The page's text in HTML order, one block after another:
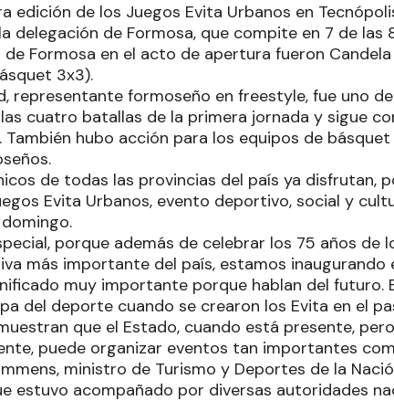
edición de los Juegos Evita Urbanos en
delegación de Formosa, que compite en 7 de las
Formosa en el acto de apertura fueron
3x3).
representante formoseño en freestyle, fue uno
cuatro batallas de la primera jornada y sigue
También hubo acción para los equipos de
de todas las provincias del país ya disfrutan,
Evita Urbanos, evento deportivo, social y
porque además de celebrar los 75 años de
más importante del país, estamos inaugurando
muy importante porque hablan del futuro.
del deporte cuando se crearon los Evita en el
que el Estado, cuando está presente,
puede organizar eventos tan importantes
ministro de Turismo y Deportes de la
estuvo acompañado por diversas autoridades